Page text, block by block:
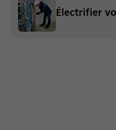
Électrifier